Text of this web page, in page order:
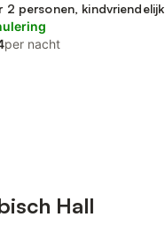
2 personen, kindvriendelijk
per nacht
Hall